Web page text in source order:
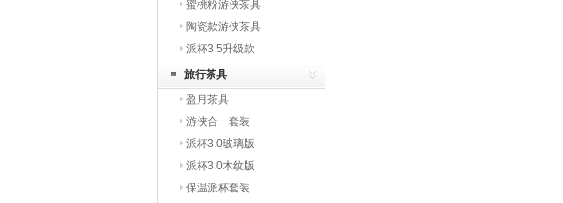
蜜桃粉游侠茶具
陶瓷款游侠茶具
派杯3.5升级款
旅行茶具
盈月茶具
游侠合一套装
派杯3.0玻璃版
派杯3.0木纹版
保温派杯套装